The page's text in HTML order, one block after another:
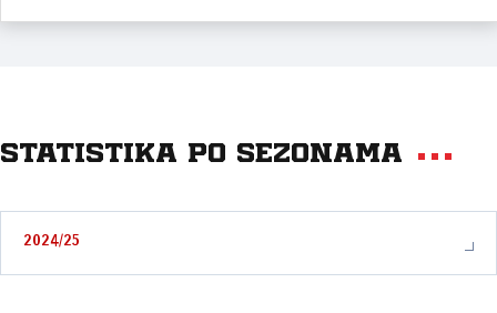
Statistika po sezonama
2024/25